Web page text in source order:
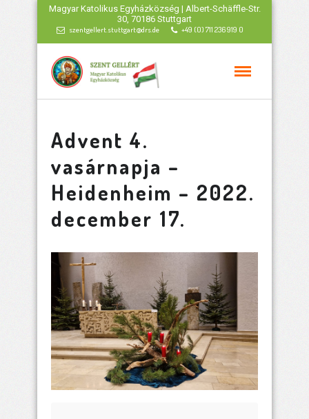
Magyar Katolikus Egyházközség | Albert-Schäffle-Str.
30, 70186 Stuttgart
szentgellert.stuttgart@drs.de +49 (0) 711 236 919 0
Advent 4.
vasárnapja –
Heidenheim – 2022.
december 17.